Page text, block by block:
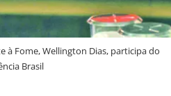
à Fome, Wellington Dias, participa do
Brasil